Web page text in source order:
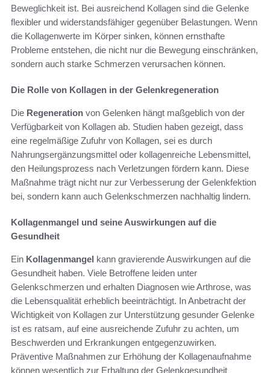
Beweglichkeit ist. Bei ausreichend Kollagen sind die Gelenke
flexibler und widerstandsfähiger gegenüber Belastungen. Wenn
die Kollagenwerte im Körper sinken, können ernsthafte
Probleme entstehen, die nicht nur die Bewegung einschränken,
sondern auch starke Schmerzen verursachen können.
Die Rolle von Kollagen in der Gelenkregeneration
Die Regeneration von Gelenken hängt maßgeblich von der
Verfügbarkeit von Kollagen ab. Studien haben gezeigt, dass
eine regelmäßige Zufuhr von Kollagen, sei es durch
Nahrungsergänzungsmittel oder kollagenreiche Lebensmittel,
den Heilungsprozess nach Verletzungen fördern kann. Diese
Maßnahme trägt nicht nur zur Verbesserung der Gelenkfektion
bei, sondern kann auch Gelenkschmerzen nachhaltig lindern.
Kollagenmangel und seine Auswirkungen auf die
Gesundheit
Ein Kollagenmangel kann gravierende Auswirkungen auf die
Gesundheit haben. Viele Betroffene leiden unter
Gelenkschmerzen und erhalten Diagnosen wie Arthrose, was
die Lebensqualität erheblich beeinträchtigt. In Anbetracht der
Wichtigkeit von Kollagen zur Unterstützung gesunder Gelenke
ist es ratsam, auf eine ausreichende Zufuhr zu achten, um
Beschwerden und Erkrankungen entgegenzuwirken.
Präventive Maßnahmen zur Erhöhung der Kollagenaufnahme
können wesentlich zur Erhaltung der Gelenkgesundheit